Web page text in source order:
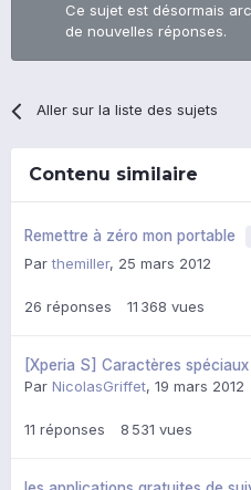
Ce sujet est désormais
de nouvelles réponses.
Aller sur la liste des sujets
Contenu similaire
Remettre à zéro mon portable
Parthemiller, 25 mars 2012
26 réponses 11 368 vues
[Xperia S] Caractères
Par NicolasGriffet, 19 mars 2012
11 réponses 8 531 vues